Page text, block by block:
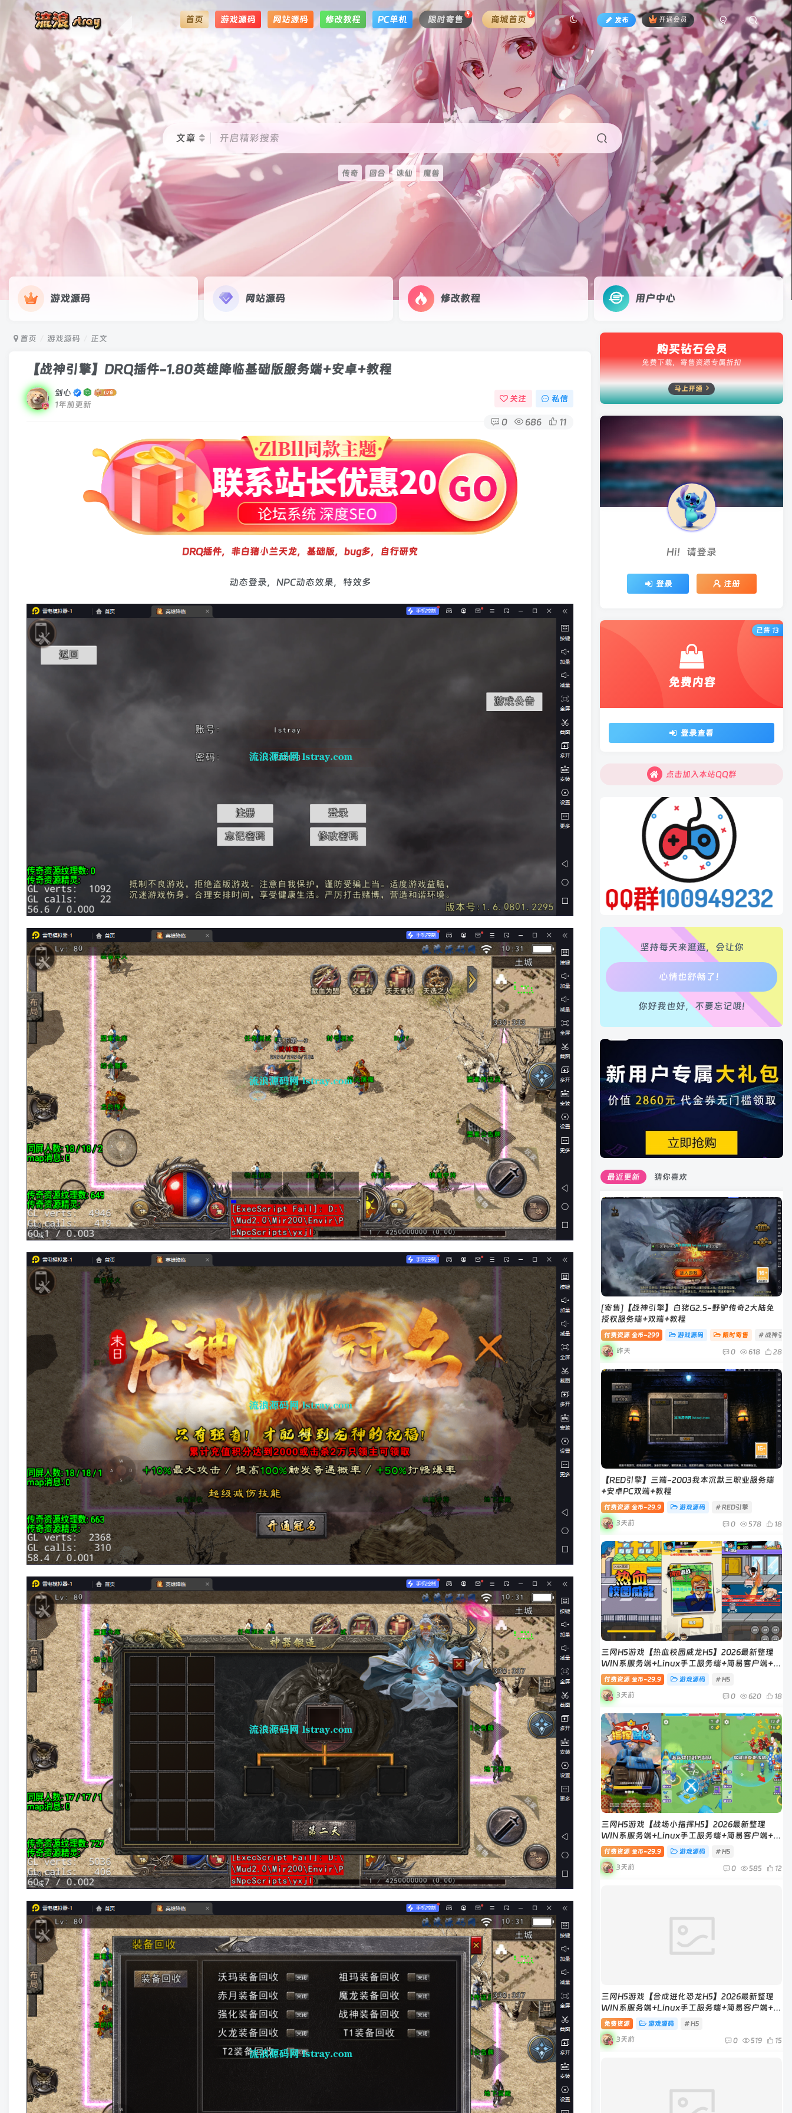
发布 开通会员
首页 游戏源码 网站源码 修改教程 PC单机 限时寄售 商城首页
文章 开启精彩搜索
传奇 回合 诛仙 魔兽
游戏源码 网站源码 修改教程 用户中心
首页 游戏源码 正文
【战神引擎】DRQ插件-1.80英雄降临基础版服务端+安卓+教程
剑心
1年前更新
关注 私信
0 686 11
DRQ插件，非白猪小兰天龙，基础版，bug多，自行研究
动态登录，NPC动态效果，特效多
购买钻石会员
免费下载，寄售资源专属折扣
马上开通
Hi！请登录
登录 注册
免费内容
登录查看
已售 13
点击加入本站QQ群
点击加入本站QQ群
坚持每天来逛逛，会让你
生活也美好了！
心情也舒畅了！
腿也不痛了！
腰也不酸了！
工作也轻松了！
你好我也好，不要忘记哦!
最近更新 猜你喜欢
[寄售]【战神引擎】白猪G2.5-野驴传奇2大陆免
授权服务端+双端+教程
付费资源 金币~299 游戏源码 限时寄售 # 战神引擎
昨天 0 618 28
【RED引擎】三端-2003我本沉默三职业服务端
+安卓PC双端+教程
付费资源 金币~29.9 游戏源码 # RED引擎
3天前 0 578 18
三网H5游戏【热血校园威龙H5】2026最新整理
WIN系服务端+Linux手工服务端+简易客户端+教
程
付费资源 金币~29.9 游戏源码 # H5
3天前 0 620 18
三网H5游戏【战场小指挥H5】2026最新整理
WIN系服务端+Linux手工服务端+简易客户端+教
程
付费资源 金币~29.9 游戏源码 # H5
3天前 0 585 12
三网H5游戏【合成进化恐龙H5】2026最新整理
WIN系服务端+Linux手工服务端+简易客户端+教
程
免费资源 游戏源码 # H5
3天前 0 519 15